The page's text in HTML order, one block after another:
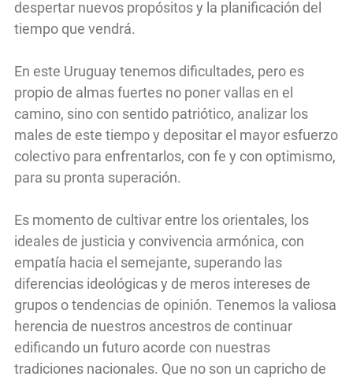
despertar nuevos propósitos y la planificación del
tiempo que vendrá.
En este Uruguay tenemos dificultades, pero es
propio de almas fuertes no poner vallas en el
camino, sino con sentido patriótico, analizar los
males de este tiempo y depositar el mayor esfuerzo
colectivo para enfrentarlos, con fe y con optimismo,
para su pronta superación.
Es momento de cultivar entre los orientales, los
ideales de justicia y convivencia armónica, con
empatía hacia el semejante, superando las
diferencias ideológicas y de meros intereses de
grupos o tendencias de opinión. Tenemos la valiosa
herencia de nuestros ancestros de continuar
edificando un futuro acorde con nuestras
tradiciones nacionales. Que no son un capricho de